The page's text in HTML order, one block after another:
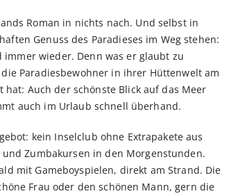
Roman in nichts nach. Und selbst in
Genuss des Paradieses im Weg stehen:
wieder. Denn was er glaubt zu
Paradiesbewohner in ihrer Hüttenwelt am
Auch der schönste Blick auf das Meer
auch im Urlaub schnell überhand.
kein Inselclub ohne Extrapakete aus
Zumbakursen in den Morgenstunden.
mit Gameboyspielen, direkt am Strand. Die
Frau oder den schönen Mann, gern die